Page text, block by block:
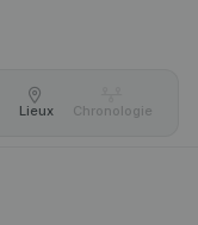
Lieux Chronologie